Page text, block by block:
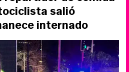
salió
internado